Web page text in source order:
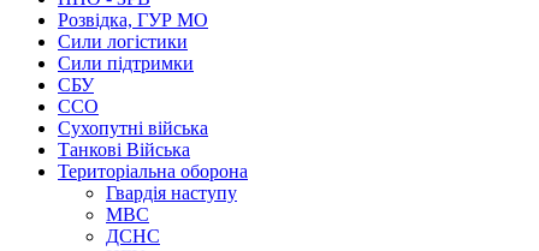
Розвідка, ГУР МО
Сили логістики
Сили підтримки
СБУ
ССО
Сухопутні війська
Танкові Війська
Територіальна оборона
Гвардія наступу
МВС
ДСНС